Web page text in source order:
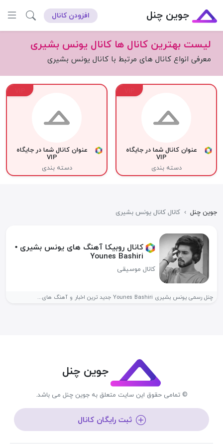
جوین چنل افزودن کانال
لیست بهترین کانال ها کانال یونس بشیری
معرفی انواع کانال های مرتبط با کانال یونس بشیری
عنوان کانال شما در جایگاه
VIP
دسته بندی
عنوان کانال شما در جایگاه
VIP
دسته بندی
جوین چنل › کانال کانال یونس بشیری
کانال روبیکا آهنگ های یونس بشیری •
Younes Bashiri
کانال موسیقی
چنل رسمی یونس بشیری Younes Bashiri جدید ترین اخبار و آهنگ های...
جوین چنل
© تمامی حقوق این سایت متعلق به جوین چنل می باشد.
ثبت رایگان کانال